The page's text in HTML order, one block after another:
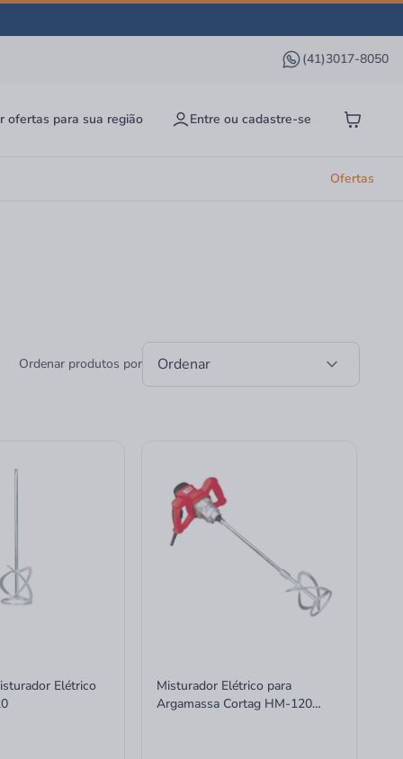
(41)3017-8050
ofertas para sua região Entre ou cadastre-se
Ofertas
Ordenar produtos por Ordenar
Elétrico
Misturador Elétrico para
Argamassa Cortag HM-120